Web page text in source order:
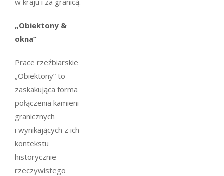
„Obiektony &
okna”
Prace rzeźbiarskie
„Obiektony” to
zaskakująca forma
połączenia kamieni
granicznych
i wynikających z ich
kontekstu
historycznie
rzeczywistego